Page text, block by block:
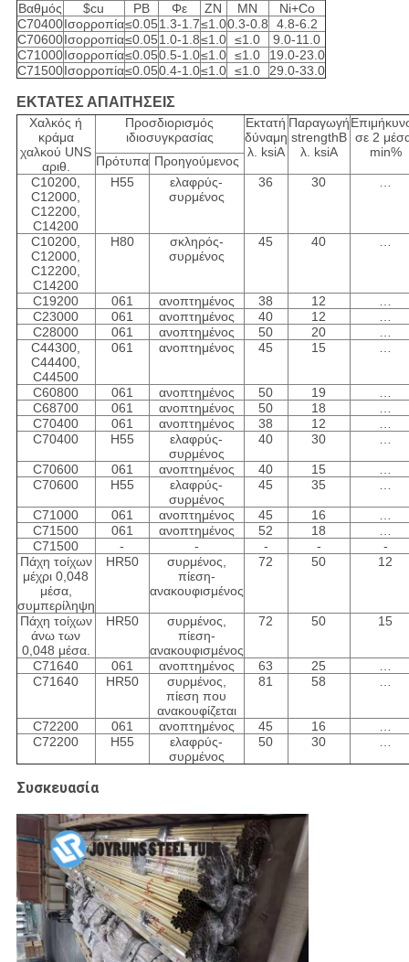
Βαθμός
$cu PB Φε ZN ΜΝ
Ni+Co
C70400Ισορροπία≤0.051.3-1.7≤1.00.3-0.8
4.8-6.2
C70600Ισορροπία≤0.051.0-1.8≤1.0 ≤1.0
9.0-11.0
C71000Ισορροπία≤0.050.5-1.0≤1.0 ≤1.0
19.0-23.0
C71500Ισορροπία≤0.050.4-1.0≤1.0 ≤1.0 29.0-33.0
ΕΚΤΑΤΕΣ ΑΠΑΙΤΗΣΕΙΣ
Χαλκός ή
κράμα
χαλκού UNS
αριθ.
Προσδιορισμός
ιδιοσυγκρασίας
Εκτατή
δύναμη
λ. ksiA
Παραγωγή
strengthB
λ. ksiA
σε 2
min%
Πρότυπα Προηγούμενος
C10200,
C12000,
C12200,
C14200
H55
ελαφρύς-
συρμένος
36 30 …
C10200,
C12000,
C12200,
C14200
H80
σκληρός-
συρμένος
45 40 …
C19200 061 ανοπτημένος 38 12
…
C23000
061 ανοπτημένος 40 12
…
C28000
061 ανοπτημένος 50 20
…
C44300,
C44400,
C44500
061 ανοπτημένος 45 15 …
C60800 061 ανοπτημένος 50 19
…
C68700
061 ανοπτημένος 50 18
…
C70400
061 ανοπτημένος 38 12
…
C70400
H55
ελαφρύς-
συρμένος
40 30 …
C70600 061 ανοπτημένος 40 15
…
C70600
H55
ελαφρύς-
συρμένος
45 35 …
C71000 061 ανοπτημένος 45 16
…
C71500
061 ανοπτημένος 52 18
…
C71500
- - - -
-
Πάχη τοίχων
μέχρι 0,048
μέσα,
συμπερίληψη
HR50
συρμένος,
πίεση-
ανακουφισμένος
72 50 12
Πάχη τοίχων
άνω των
0,048 μέσα.
HR50
συρμένος,
πίεση-
ανακουφισμένος
72 50 15
C71640 061 ανοπτημένος 63 25
…
C71640
HR50
συρμένος,
πίεση που
ανακουφίζεται
81 58 …
C72200 061 ανοπτημένος 45 16
…
C72200
H55
ελαφρύς-
συρμένος
50 30 …
Συσκευασία